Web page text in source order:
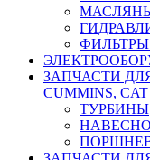
ЗАПЧАСТИ
CUMMINS, CAT
ТУРБИНЫ